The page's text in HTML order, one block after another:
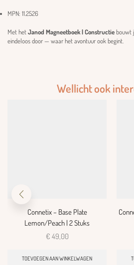
MPN: 11.2526
Met hetJanod Magneetboek | Constructiebouwt
eindeloos door — waar het avontuur ook begint.
Wellicht ook
Connetix – Base Plate
Lemon/Peach | 2 Stuks
€ 49,00
TOEVOEGEN AAN WINKELWAGEN